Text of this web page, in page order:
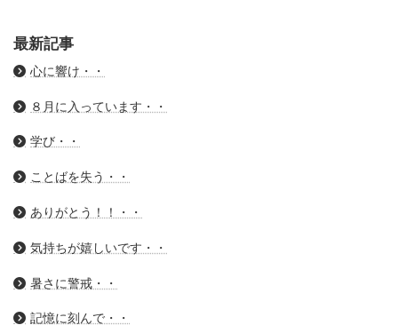
最新記事
心に響け・・
８月に入っています・・
学び・・
ことばを失う・・
ありがとう！！・・
気持ちが嬉しいです・・
暑さに警戒・・
記憶に刻んで・・